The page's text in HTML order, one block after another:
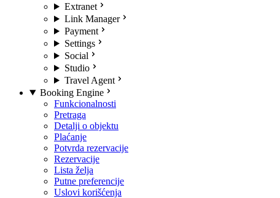
Extranet
Link Manager
Payment
Settings
Social
Studio
Travel Agent
Booking Engine
Funkcionalnosti
Pretraga
Detalji o objektu
Plaćanje
Potvrda rezervacije
Rezervacije
Lista želja
Putne preferencije
Uslovi korišćenja